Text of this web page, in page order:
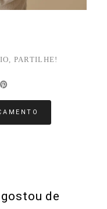
PARTILHE!
de